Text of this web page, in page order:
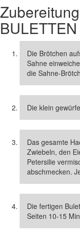
BULETTEN
Die Brötchen
Sahne
die Sahne-
Die klein
Das gesamte
Zwiebeln, den
Petersilie
abschmecken.
Die fertigen
Seiten 10-15